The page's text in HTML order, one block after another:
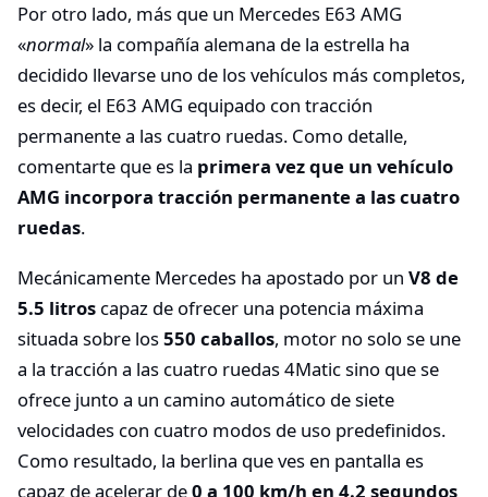
Por otro lado, más que un Mercedes E63 AMG
«normal» la compañía alemana de la estrella ha
decidido llevarse uno de los vehículos más completos,
es decir, el E63 AMG equipado con tracción
permanente a las cuatro ruedas. Como detalle,
comentarte que es la primera vez que un vehículo
AMG incorpora tracción permanente a las cuatro
ruedas.
Mecánicamente Mercedes ha apostado por un V8 de
5.5 litros capaz de ofrecer una potencia máxima
situada sobre los550 caballos, motor no solo se une
a la tracción a las cuatro ruedas 4Matic sino que se
ofrece junto a un camino automático de siete
velocidades con cuatro modos de uso predefinidos.
Como resultado, la berlina que ves en pantalla es
capaz de acelerar de0 a 100 km/h en 4.2 segundos